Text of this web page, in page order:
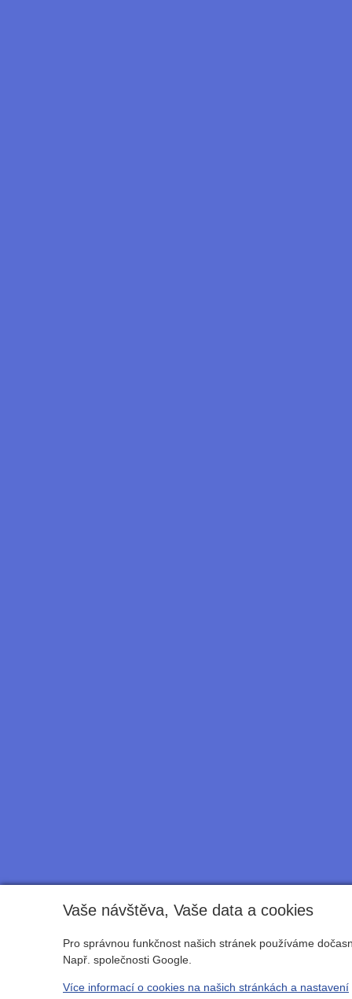
Vaše návštěva, Vaše data a cookies
Pro správnou funkčnost našich stránek používáme
Např. společnosti Google.
Více informací o cookies na našich stránkách a nastavení